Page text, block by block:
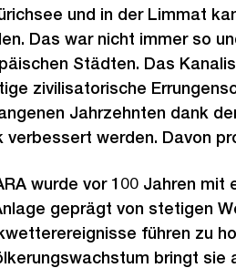
und in der Limmat
Das war nicht immer so
Städten. Das
zivilisatorische
Jahrzehnten dank
verbessert werden. Davon
wurde vor 100 Jahren
geprägt von stetigen
führen zu
bringt sie